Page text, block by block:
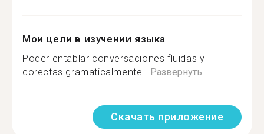
Мои цели в изучении языка
Poder entablar conversaciones fluidas y
corectas gramaticalmente...Развернуть
Скачать приложение